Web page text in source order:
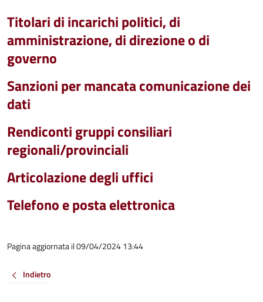
Titolari di incarichi politici, di
amministrazione, di direzione o di
governo
Sanzioni per mancata comunicazione dei
dati
Rendiconti gruppi consiliari
regionali/provinciali
Articolazione degli uffici
Telefono e posta elettronica
Pagina aggiornata il 09/04/2024 13:44
Indietro